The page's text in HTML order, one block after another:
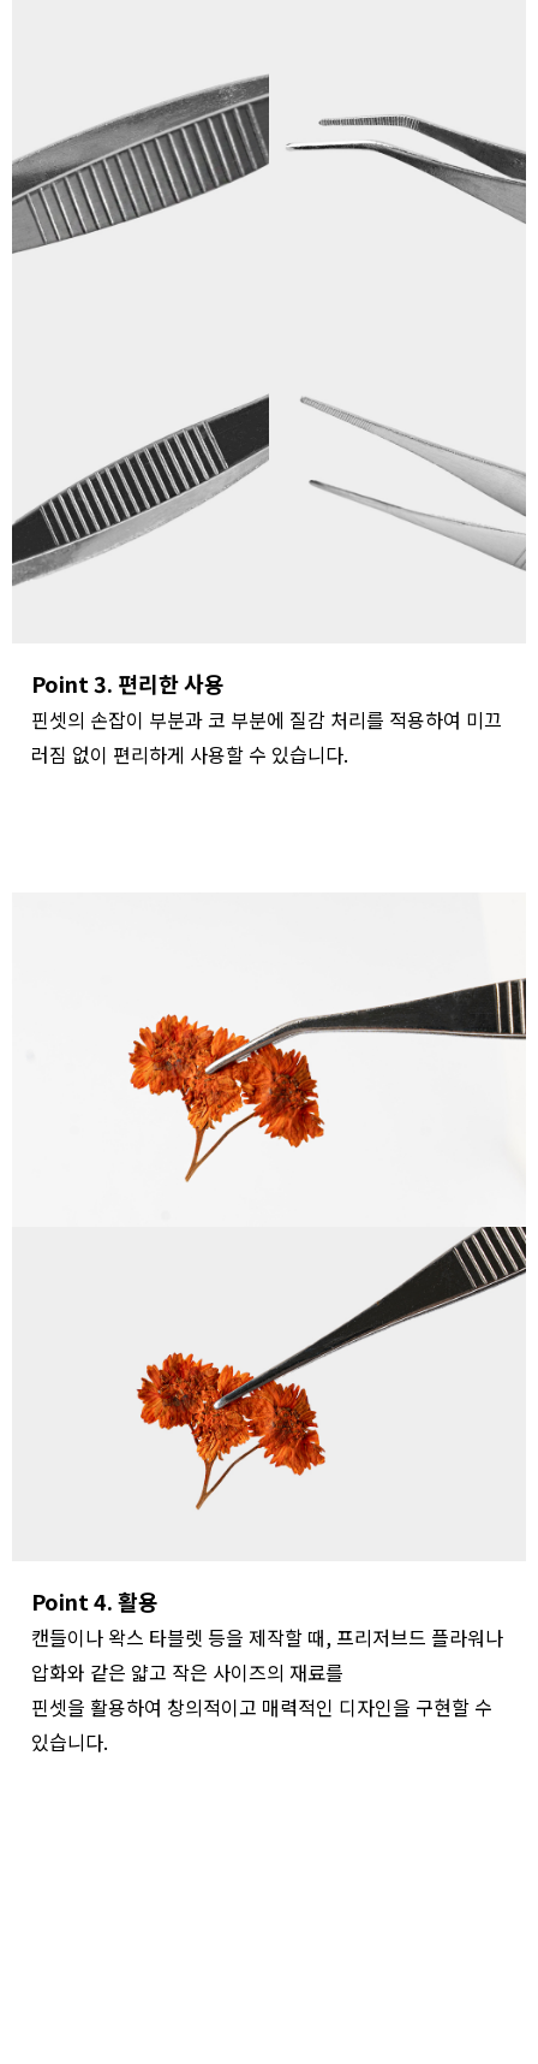
Point 3. 편리한 사용
핀셋의 손잡이 부분과 코 부분에 질감 처리를 적용하여 미끄
러짐 없이 편리하게 사용할 수 있습니다.
Point 4. 활용
캔들이나 왁스 타블렛 등을 제작할 때, 프리저브드 플라워나
압화와 같은 얇고 작은 사이즈의 재료를
핀셋을 활용하여 창의적이고 매력적인 디자인을 구현할 수
있습니다.